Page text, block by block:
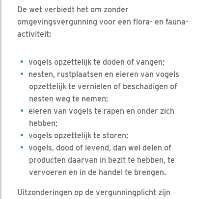
De wet verbiedt het om zonder
omgevingsvergunning voor een flora- en fauna-
activiteit:
vogels opzettelijk te doden of vangen;
nesten, rustplaatsen en eieren van vogels
opzettelijk te vernielen of beschadigen of
nesten weg te nemen;
eieren van vogels te rapen en onder zich
hebben;
vogels opzettelijk te storen;
vogels, dood of levend, dan wel delen of
producten daarvan in bezit te hebben, te
vervoeren en in de handel te brengen.
Uitzonderingen op de vergunningplicht zijn